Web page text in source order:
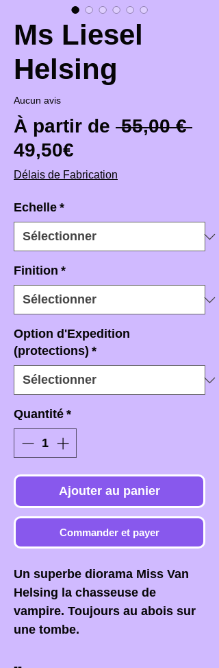
Ms Liesel
Helsing
Aucun avis
À partir de 55,00 €
49,50€
Délais de Fabrication
Echelle *
Finition *
Option d'Expedition
(protections) *
Quantité *
Ajouter au panier
Commander et payer
Un superbe diorama Miss Van
Helsing la chasseuse de
vampire. Toujours au abois sur
une tombe.